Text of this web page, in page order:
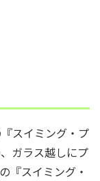
スイミング・プ
ガラス越しにプ
『スイミング・